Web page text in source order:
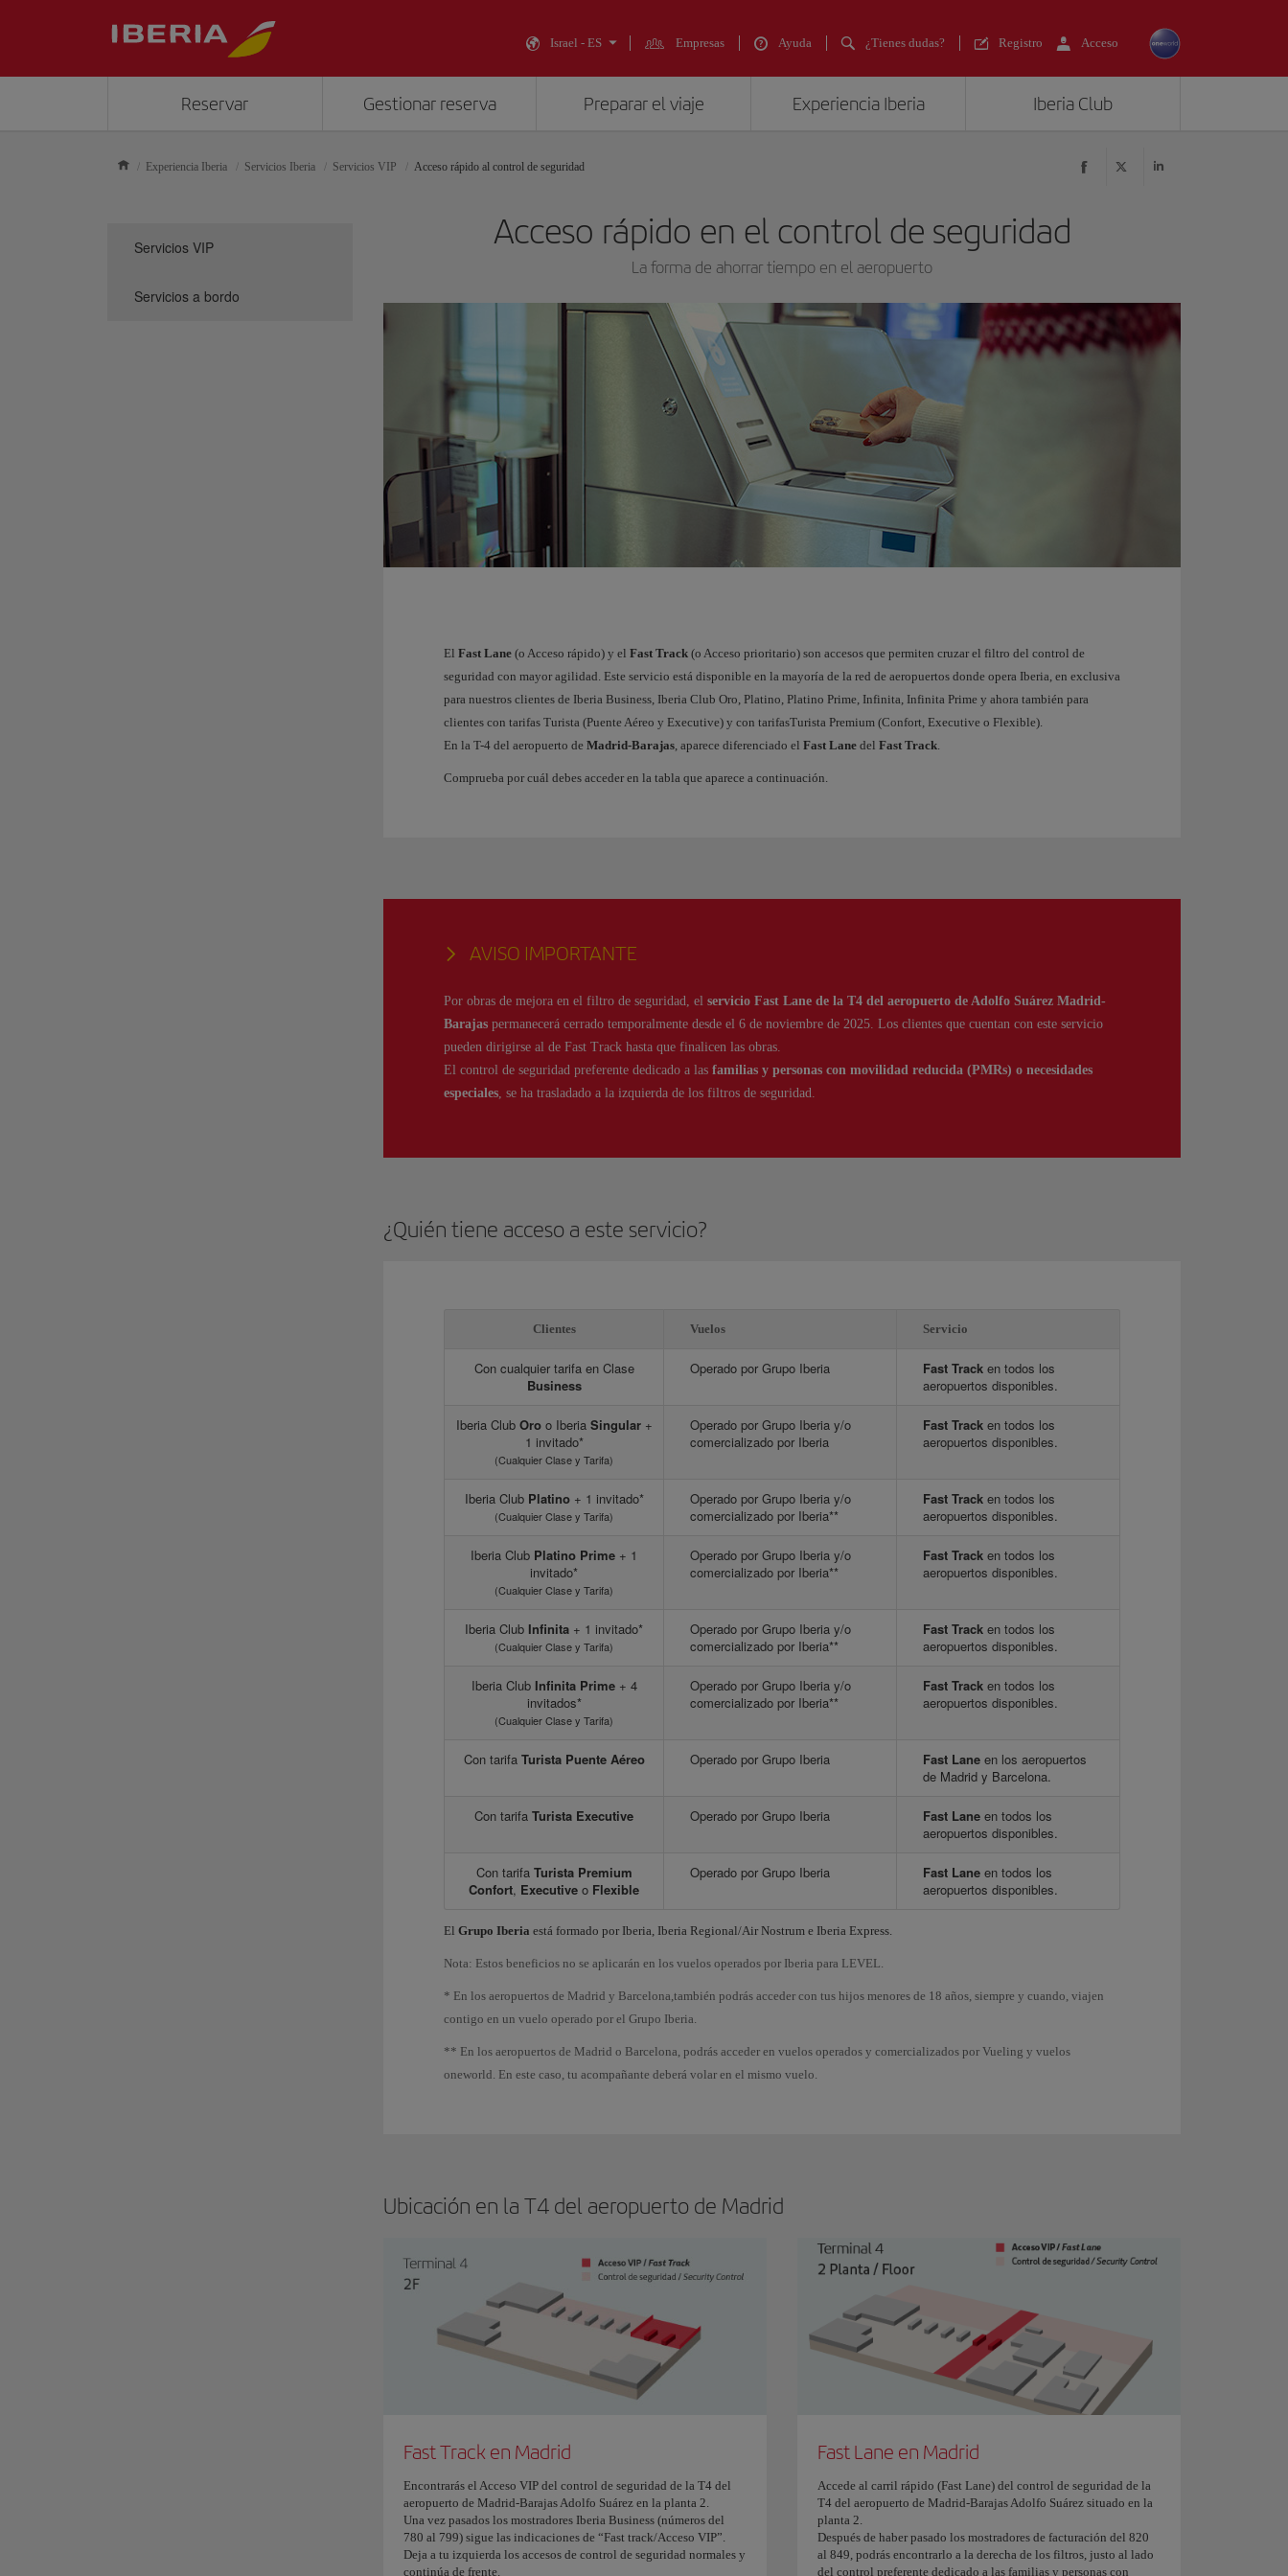
Israel - ES Empresas Ayuda ¿Tienes dudas? Registro Acceso
Reservar Gestionar reserva Preparar el viaje Experiencia Iberia Iberia Club
Experiencia Iberia Servicios Iberia Servicios VIP Acceso rápido al control de seguridad
Acceso rápido en el control de seguridad
La forma de ahorrar tiempo en el aeropuerto
El Fast Lane (o Acceso rápido) y el Fast Track (o Acceso prioritario) son accesos que permiten cruzar el filtro del control de
seguridad con mayor agilidad. Este servicio está disponible en la mayoría de la red de aeropuertos donde opera Iberia, en exclusiva
para nuestros clientes de Iberia Business, Iberia Club Oro, Platino, Platino Prime, Infinita, Infinita Prime y ahora también para
clientes con tarifas Turista (Puente Aéreo y Executive) y con tarifasTurista Premium (Confort, Executive o Flexible).
En la T-4 del aeropuerto de Madrid-Barajas, aparece diferenciado el Fast Lane del Fast Track.
Comprueba por cuál debes acceder en la tabla que aparece a continuación.
AVISO IMPORTANTE
Por obras de mejora en el filtro de seguridad, el servicio Fast Lane de la T4 del aeropuerto de Adolfo Suárez Madrid-
Barajas permanecerá cerrado temporalmente desde el 6 de noviembre de 2025. Los clientes que cuentan con este servicio
pueden dirigirse al de Fast Track hasta que finalicen las obras.
El control de seguridad preferente dedicado a las familias y personas con movilidad reducida (PMRs) o necesidades
especiales , se ha trasladado a la izquierda de los filtros de seguridad.
¿Quién tiene acceso a este servicio?
Clientes Vuelos Servicio
Con cualquier tarifa en Clase
Business
Operado por Grupo Iberia Fast Track en todos los
aeropuertos disponibles.
Iberia Club Oroo Iberia Singular+
1 invitado*
(Cualquier Clase y Tarifa)
Operado por Grupo Iberia y/o
comercializado por Iberia
Fast Track en todos los
aeropuertos disponibles.
Iberia Club Platino+ 1 invitado*
(Cualquier Clase y Tarifa)
Operado por Grupo Iberia y/o
comercializado por Iberia**
Fast Track en todos los
aeropuertos disponibles.
Iberia Club Platino Prime + 1
invitado*
(Cualquier Clase y Tarifa)
Operado por Grupo Iberia y/o
comercializado por Iberia**
Fast Track en todos los
aeropuertos disponibles.
Iberia Club Infinita + 1 invitado*
(Cualquier Clase y Tarifa)
Operado por Grupo Iberia y/o
comercializado por Iberia**
Fast Track en todos los
aeropuertos disponibles.
Iberia Club Infinita Prime+ 4
invitados*
(Cualquier Clase y Tarifa)
Operado por Grupo Iberia y/o
comercializado por Iberia**
Fast Track en todos los
aeropuertos disponibles.
Con tarifa Turista Puente Aéreo Operado por Grupo Iberia Fast Lane en los aeropuertos
de Madrid y Barcelona.
Con tarifa Turista Executive Operado por Grupo Iberia Fast Lane en todos los
aeropuertos disponibles.
Con tarifa Turista Premium
Confort, Executive o Flexible
Operado por Grupo Iberia Fast Lane en todos los
aeropuertos disponibles.
El Grupo Iberia está formado por Iberia, Iberia Regional/Air Nostrum e Iberia Express.
Nota: Estos beneficios no se aplicarán en los vuelos operados por Iberia para LEVEL.
* En los aeropuertos de Madrid y Barcelona,también podrás acceder con tus hijos menores de 18 años, siempre y cuando, viajen
contigo en un vuelo operado por el Grupo Iberia.
** En los aeropuertos de Madrid o Barcelona, podrás acceder en vuelos operados y comercializados por Vueling y vuelos
oneworld. En este caso, tu acompañante deberá volar en el mismo vuelo.
Ubicación en la T4 del aeropuerto de Madrid
Fast Track en Madrid
Encontrarás el Acceso VIP del control de seguridad de la T4 del
aeropuerto de Madrid-Barajas Adolfo Suárez en la planta 2.
Una vez pasados los mostradores Iberia Business (números del
780 al 799) sigue las indicaciones de “Fast track/Acceso VIP”.
Deja a tu izquierda los accesos de control de seguridad normales y
continúa de frente.
Fast Lane en Madrid
Accede al carril rápido (Fast Lane) del control de seguridad de la
T4 del aeropuerto de Madrid-Barajas Adolfo Suárez situado en la
planta 2.
Después de haber pasado los mostradores de facturación del 820
al 849, podrás encontrarlo a la derecha de los filtros, justo al lado
del control preferente dedicado a las familias y personas con
Servicios VIP
Servicios a bordo